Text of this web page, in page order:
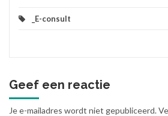
_E-consult
Geef een reactie
Je e-mailadres wordt niet gepubliceerd.